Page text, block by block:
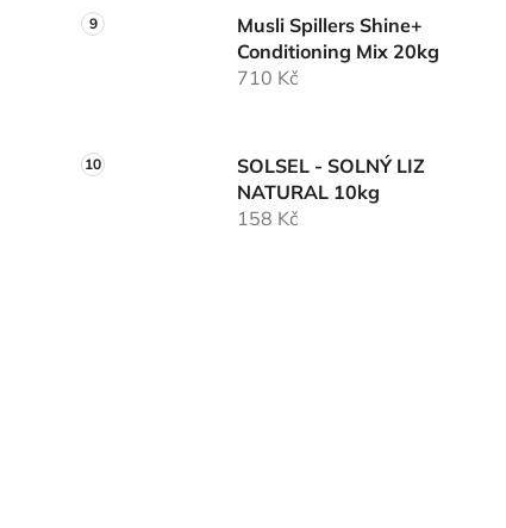
Musli Spillers Shine+
Conditioning Mix 20kg
710 Kč
SOLSEL - SOLNÝ LIZ
NATURAL 10kg
158 Kč